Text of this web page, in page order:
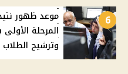
6
المرحلة
وترشيح الطلاب